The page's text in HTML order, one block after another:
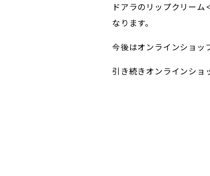
ドアラのリップクリー
なります。
今後はオンラインショッ
引き続きオンラインショ